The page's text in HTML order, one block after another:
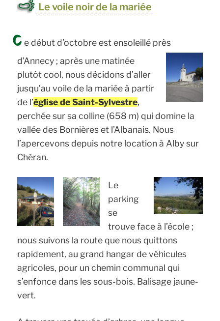
Le voile noir de la mariée
C e début d’octobre est ensoleillé près
d’Annecy ;après une matinée
plutôt cool, nous décidons d’aller
jusqu’au voile de la mariée à partir
de l’église de Saint-Sylvestre,
perchée sur sa colline (658 m) qui domine la
vallée des Bornières et l’Albanais. Nous
l’apercevons depuis notre location à Alby sur
Chéran.
Le
parking
se
trouve face à l’école ;
nous suivons la route que nous quittons
rapidement, au grand hangar de véhicules
agricoles, pour un chemin communal qui
s’enfonce dans les sous-bois. Balisage jaune-
vert.